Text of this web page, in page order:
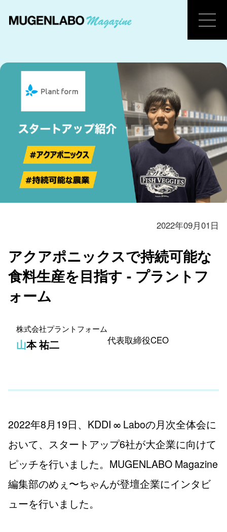
2022年09月01日
アクアポニックスで持続可能な
食料生産を目指す - プラントフ
ォーム
株式会社プラントフォーム
山本 祐二 代表取締役CEO
2022年8月19日、KDDI ∞ Laboの月次全体会に
おいて、スタートアップ6社が大企業に向けて
ピッチを行いました。MUGENLABO Magazine
編集部のめぇ〜ちゃんが登壇企業にインタビ
ューを行いました。